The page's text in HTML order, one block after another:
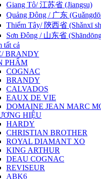
Giang Tô/ 江苏省 (Jiangsu)
Quảng Đông / 广东
Thiểm Tây/ 陝西省 (Shǎnxī
Sơn Đông / 山东省
tất cả
BRANDY
PHẨM
COGNAC
BRANDY
CALVADOS
EAUX DE VIE
DOMAINE JEAN MARC
HIỆU
HARDY
CHRISTIAN BROTHER
ROYAL DIAMANT XO
KING ARTHUR
DEAU COGNAC
REVISEUR
ABK6